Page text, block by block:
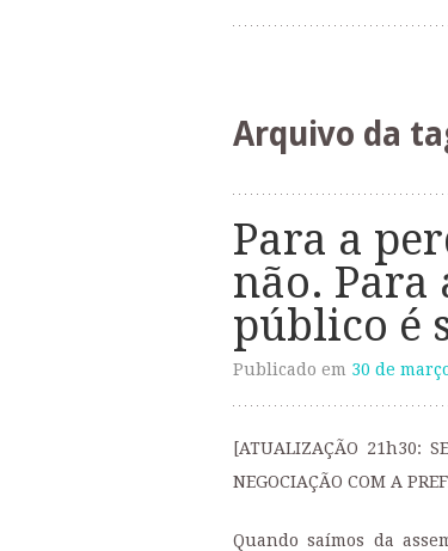
o
Arquivo da
Para a
não. Para
público é
Publicado em 30 de
[ATUALIZAÇÃO 21h30:
NEGOCIAÇÃO COM A
Quando saímos da